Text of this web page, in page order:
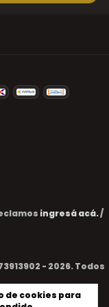
de cookies para
ingresá acá./
- 2026. Todos